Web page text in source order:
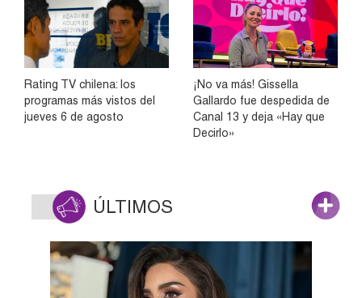
Rating TV chilena: los
programas más vistos del
jueves 6 de agosto
¡No va más! Gissella
Gallardo fue despedida de
Canal 13 y deja «Hay que
Decirlo»
ÚLTIMOS